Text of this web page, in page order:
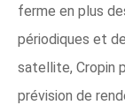
ferme en plus
périodiques et
satellite, Cropin
prévision de